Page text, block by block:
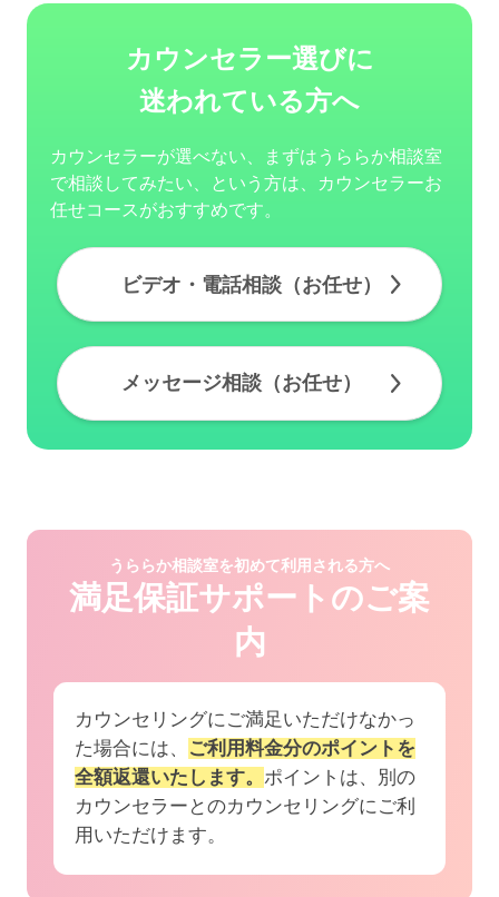
カウンセラー選びに
迷われている方へ
カウンセラーが選べない、まずはうららか相談室
で相談してみたい、という方は、カウンセラーお
任せコースがおすすめです。
ビデオ・電話相談（お任せ）
メッセージ相談（お任せ）
うららか相談室を初めて利用される方へ
満足保証サポートのご案
内
カウンセリングにご満足いただけなかっ
た場合には、
ご利用料金分のポイントを
全額返還いたします。 ポイントは、別の
カウンセラーとのカウンセリングにご利
用いただけます。